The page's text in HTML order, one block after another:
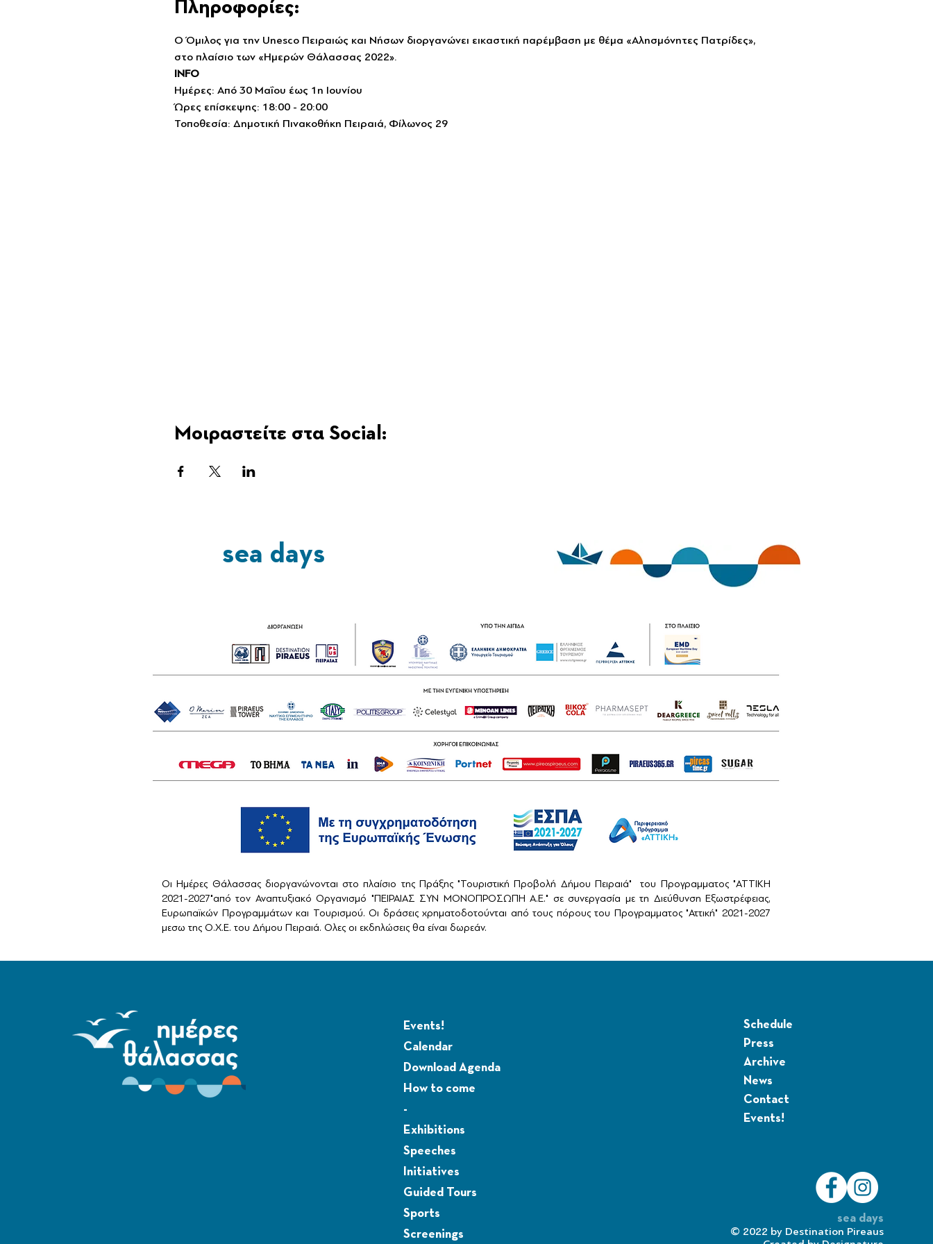
Πληροφορίες:
Ο Όμιλος για την Unesco Πειραιώς και Νήσων διοργανώνει εικαστική παρέμβαση με θέμα «Αλησμόνητες Πατρίδες»,
στο πλαίσιο των «Ημερών Θάλασσας 2022».
INFO
Ημέρες: Από 30 Μαΐου έως 1η Ιουνίου
Ώρες επίσκεψης: 18:00 - 20:00
Τοποθεσία: Δημοτική Πινακοθήκη Πειραιά, Φίλωνος 29
Μοιραστείτε στα Social:
sea days
Οι Ημέρες Θάλασσας διοργανώνονται στο πλαίσιο της Πράξης "Τουριστική Προβολή Δήμου Πειραιά" του Προγραμματος "ΑΤΤΙΚΗ
2021-2027"από τον Αναπτυξιακό Οργανισμό "ΠΕΙΡΑΙΑΣ ΣΥΝ ΜΟΝΟΠΡΟΣΩΠΗ Α.Ε." σε συνεργασία με τη Διεύθυνση Εξωστρέφειας,
Ευρωπαϊκών Προγραμμάτων και Τουρισμού. Οι δράσεις χρηματοδοτούνται από τους πόρους του Προγραμματος "Αττική" 2021-2027
μεσω της Ο.Χ.Ε. του Δήμου Πειραιά. Ολες οι εκδηλώσεις θα είναι δωρεάν.
Events!
Calendar
Download Agenda
How to come
-
Exhibitions
Speeches
Initiatives
Guided Tours
Sports
Screenings
Schedule
Press
Archive
News
Contact
Events!
sea days
© 2022 by Destination Pireaus